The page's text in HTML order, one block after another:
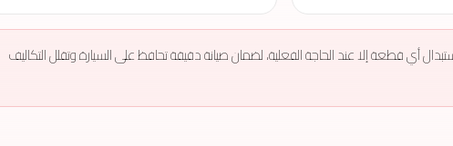
أي قطعة إلا عند الحاجة الفعلية، لضمان صيانة دقيقة تحافظ على السيارة وتقلل التكاليف